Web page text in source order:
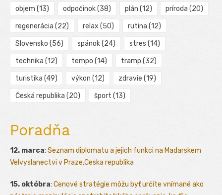
objem (13) odpočinok(38) plán (12) príroda (20)
regenerácia (22) relax (50) rutina (12)
Slovensko (56) spánok(24) stres (14)
technika (12) tempo (14) tramp (32)
turistika (49) výkon (12) zdravie (19)
Česká republika (20) šport (13)
Poradňa
12. marca: Seznam diplomatu a jejich funkci na Madarskem
Velvyslanectvi v Praze,Ceska republika
15. októbra: Cenové stratégie môžu byť určite vnímané ako